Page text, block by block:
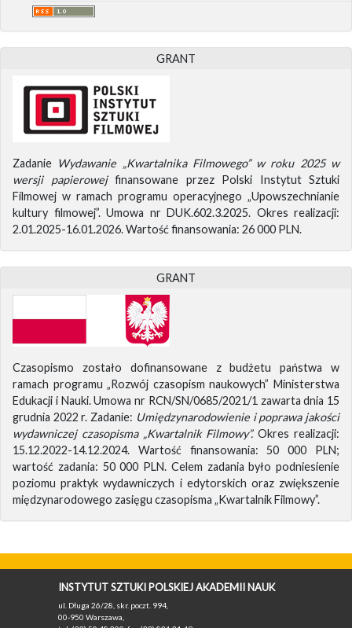
GRANT
Zadanie Wydawanie „Kwartalnika Filmowego” w roku 2025 w
wersji papierowejfinansowane przez Polski Instytut Sztuki
Filmowej w ramach programu operacyjnego „Upowszechnianie
kultury filmowej”. Umowa nr DUK.602.3.2025. Okres realizacji:
2.01.2025-16.01.2026. Wartość finansowania: 26 000 PLN.
GRANT
Czasopismo zostało dofinansowane z budżetu państwa w
ramach programu „Rozwój czasopism naukowych” Ministerstwa
Edukacji i Nauki. Umowa nr RCN/SN/0685/2021/1 zawarta dnia 15
grudnia 2022 r. Zadanie: Umiędzynarodowienie i poprawa jakości
wydawniczej czasopisma „Kwartalnik Filmowy”.Okres realizacji:
15.12.2022-14.12.2024. Wartość finansowania: 50 000 PLN;
wartość zadania: 50 000 PLN. Celem zadania było podniesienie
poziomu praktyk wydawniczych i edytorskich oraz zwiększenie
międzynarodowego zasięgu czasopisma „Kwartalnik Filmowy”.
INSTYTUT SZTUKI POLSKIEJ AKADEMII NAUK
ul. Długa 26/28, skr. poczt. 994,
00-950 Warszawa,